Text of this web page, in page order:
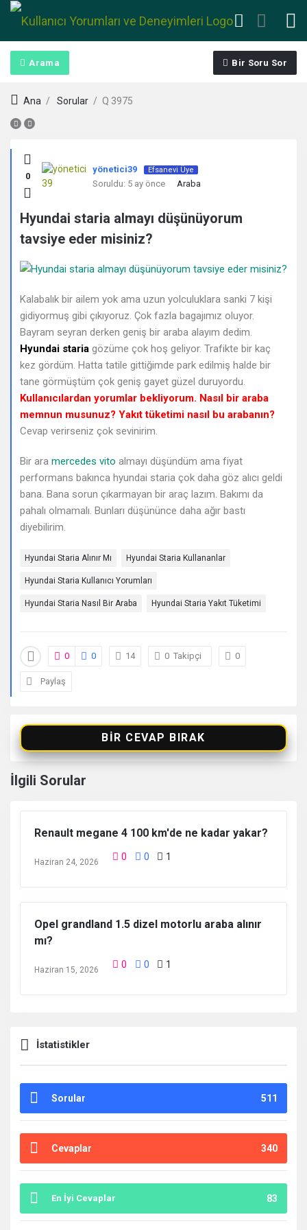
Arama Bir Soru Sor
Ana / Sorular / Q 3975
Kullanıcı
Yorumları
ve
Deneyimleri
En
sonuncu
Sorular
0
yönetici39 Efsanevi Üye
Soruldu: 5 ay önce Araba
Hyundai staria almayı düşünüyorum
tavsiye eder misiniz?
Kalabalık bir ailem yok ama uzun yolculuklara sanki 7 kişi
gidiyormuş gibi çıkıyoruz. Çok fazla bagajımız oluyor.
Bayram seyran derken geniş bir araba alayım dedim.
Hyundai staria gözüme çok hoş geliyor. Trafikte bir kaç
kez gördüm. Hatta tatile gittiğimde park edilmiş halde bir
tane görmüştüm çok geniş gayet güzel duruyordu.
Kullanıcılardan yorumlar bekliyorum. Nasıl bir araba
memnun musunuz? Yakıt tüketimi nasıl bu arabanın?
Cevap verirseniz çok sevinirim.
Bir ara mercedes vito almayı düşündüm ama fiyat
performans bakınca hyundai staria çok daha göz alıcı geldi
bana. Bana sorun çıkarmayan bir araç lazım. Bakımı da
pahalı olmamalı. Bunları düşününce daha ağır bastı
diyebilirim.
Hyundai Staria Alınır Mı Hyundai Staria Kullananlar
Hyundai Staria Kullanıcı Yorumları
Hyundai Staria Nasıl Bir Araba Hyundai Staria Yakıt Tüketimi
0 0 14 0 Takipçi 0
Paylaş
BIR CEVAP BIRAK
İlgili Sorular
Renault megane 4 100 km'de ne kadar yakar?
Haziran 24, 2026 0 0 1
Opel grandland 1.5 dizel motorlu araba alınır
mı?
Haziran 15, 2026 0 0 1
İstatistikler
Sorular 511
Cevaplar 340
En İyi Cevaplar 83